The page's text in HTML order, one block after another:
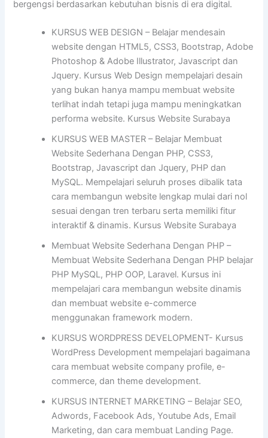
bergengsi berdasarkan kebutuhan bisnis di era digital.
KURSUS WEB DESIGN – Belajar mendesain
website dengan HTML5, CSS3, Bootstrap, Adobe
Photoshop & Adobe Illustrator, Javascript dan
Jquery. Kursus Web Design mempelajari desain
yang bukan hanya mampu membuat website
terlihat indah tetapi juga mampu meningkatkan
performa website. Kursus Website Surabaya
KURSUS WEB MASTER – Belajar Membuat
Website Sederhana Dengan PHP, CSS3,
Bootstrap, Javascript dan Jquery, PHP dan
MySQL. Mempelajari seluruh proses dibalik tata
cara membangun website lengkap mulai dari nol
sesuai dengan tren terbaru serta memiliki fitur
interaktif & dinamis. Kursus Website Surabaya
Membuat Website Sederhana Dengan PHP –
Membuat Website Sederhana Dengan PHP belajar
PHP MySQL, PHP OOP, Laravel. Kursus ini
mempelajari cara membangun website dinamis
dan membuat website e-commerce
menggunakan framework modern.
KURSUS WORDPRESS DEVELOPMENT- Kursus
WordPress Development mempelajari bagaimana
cara membuat website company profile, e-
commerce, dan theme development.
KURSUS INTERNET MARKETING – Belajar SEO,
Adwords, Facebook Ads, Youtube Ads, Email
Marketing, dan cara membuat Landing Page.